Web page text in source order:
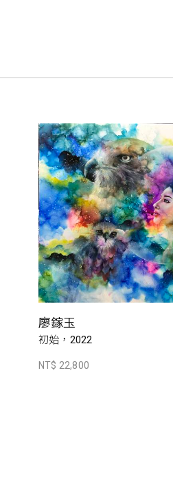
廖鎵玉
初始，2022
NT$ 22,800